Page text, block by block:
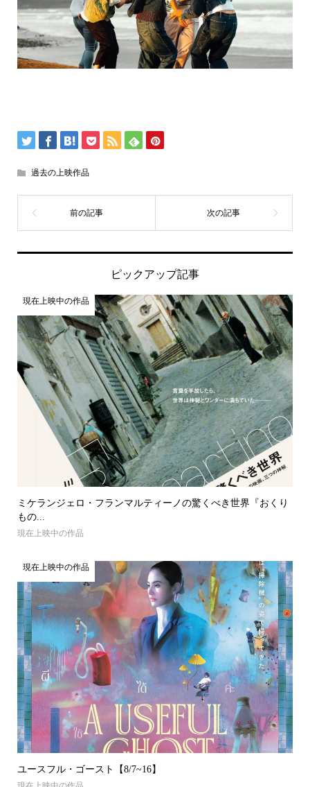
過去の上映作品
ピックアップ記事
現在上映中の作品
ミケランジェロ・フランマルティーノの驚くべき世界『おくり
もの...
現在上映中の作品
現在上映中の作品
ユースフル・ゴースト【8/7~16】